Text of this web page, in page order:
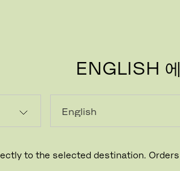
ENGLISH
to the selected destination.